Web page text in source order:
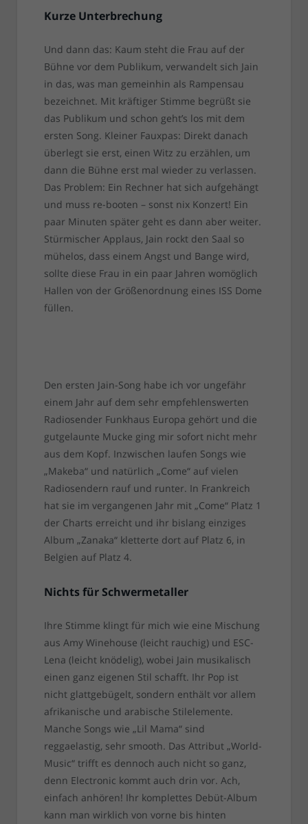
Kurze Unterbrechung
Und dann das: Kaum steht die Frau auf der
Bühne vor dem Publikum, verwandelt sich Jain
in das, was man gemeinhin als Rampensau
bezeichnet. Mit kräftiger Stimme begrüßt sie
das Publikum und schon geht’s los mit dem
ersten Song. Kleiner Fauxpas: Direkt danach
überlegt sie erst, einen Witz zu erzählen, um
dann die Bühne erst mal wieder zu verlassen.
Das Problem: Ein Rechner hat sich aufgehängt
und muss re-booten – sonst nix Konzert! Ein
paar Minuten später geht es dann aber weiter.
Stürmischer Applaus, Jain rockt den Saal so
mühelos, dass einem Angst und Bange wird,
sollte diese Frau in ein paar Jahren womöglich
Hallen von der Größenordnung eines ISS Dome
füllen.
Den ersten Jain-Song habe ich vor ungefähr
einem Jahr auf dem sehr empfehlenswerten
Radiosender Funkhaus Europa gehört und die
gutgelaunte Mucke ging mir sofort nicht mehr
aus dem Kopf. Inzwischen laufen Songs wie
„Makeba“ und natürlich „Come“ auf vielen
Radiosendern rauf und runter. In Frankreich
hat sie im vergangenen Jahr mit „Come“ Platz 1
der Charts erreicht und ihr bislang einziges
Album „Zanaka“ kletterte dort auf Platz 6, in
Belgien auf Platz 4.
Nichts für Schwermetaller
Ihre Stimme klingt für mich wie eine Mischung
aus Amy Winehouse (leicht rauchig) und ESC-
Lena (leicht knödelig), wobei Jain musikalisch
einen ganz eigenen Stil schafft. Ihr Pop ist
nicht glattgebügelt, sondern enthält vor allem
afrikanische und arabische Stilelemente.
Manche Songs wie „Lil Mama“ sind
reggaelastig, sehr smooth. Das Attribut „World-
Music“ trifft es dennoch auch nicht so ganz,
denn Electronic kommt auch drin vor. Ach,
einfach anhören! Ihr komplettes Debüt-Album
kann man wirklich von vorne bis hinten